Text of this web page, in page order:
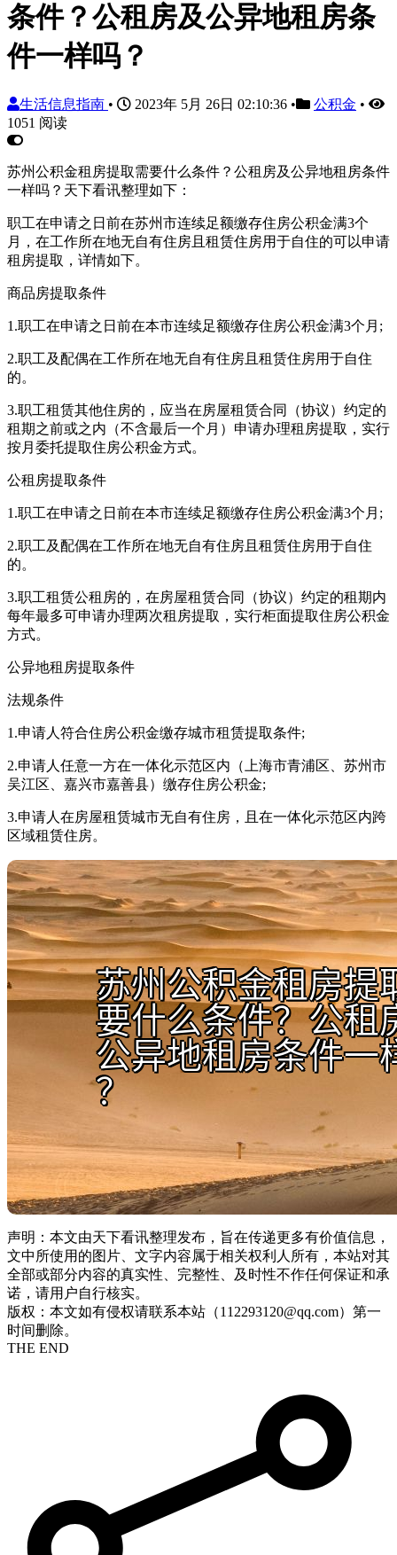
条件？公租房及公异地租房条
件一样吗？
生活信息指南 • 2023年 5月 26日 02:10:36 • 公积金 •
1051 阅读
苏州公积金租房提取需要什么条件？公租房及公异地租房条件
一样吗？天下看讯整理如下：
职工在申请之日前在苏州市连续足额缴存住房公积金满3个
月，在工作所在地无自有住房且租赁住房用于自住的可以申请
租房提取，详情如下。
商品房提取条件
1.职工在申请之日前在本市连续足额缴存住房公积金满3个月;
2.职工及配偶在工作所在地无自有住房且租赁住房用于自住
的。
3.职工租赁其他住房的，应当在房屋租赁合同（协议）约定的
租期之前或之内（不含最后一个月）申请办理租房提取，实行
按月委托提取住房公积金方式。
公租房提取条件
1.职工在申请之日前在本市连续足额缴存住房公积金满3个月;
2.职工及配偶在工作所在地无自有住房且租赁住房用于自住
的。
3.职工租赁公租房的，在房屋租赁合同（协议）约定的租期内
每年最多可申请办理两次租房提取，实行柜面提取住房公积金
方式。
公异地租房提取条件
法规条件
1.申请人符合住房公积金缴存城市租赁提取条件;
2.申请人任意一方在一体化示范区内（上海市青浦区、苏州市
吴江区、嘉兴市嘉善县）缴存住房公积金;
3.申请人在房屋租赁城市无自有住房，且在一体化示范区内跨
区域租赁住房。
声明：本文由天下看讯整理发布，旨在传递更多有价值信息，
文中所使用的图片、文字内容属于相关权利人所有，本站对其
全部或部分内容的真实性、完整性、及时性不作任何保证和承
诺，请用户自行核实。
版权：本文如有侵权请联系本站（112293120@qq.com）第一
时间删除。
THE END